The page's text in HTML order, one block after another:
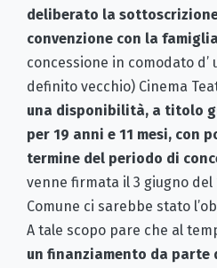
deliberato la
convenzione con la
concessione in comodato d’
definito vecchio) Cinema
una disponibilità, a titolo
per 19 anni e 11 mesi, con
termine del periodo di
venne firmata il 3 giugno del
Comune ci sarebbe stato
A tale scopo pare che al
un finanziamento da parte